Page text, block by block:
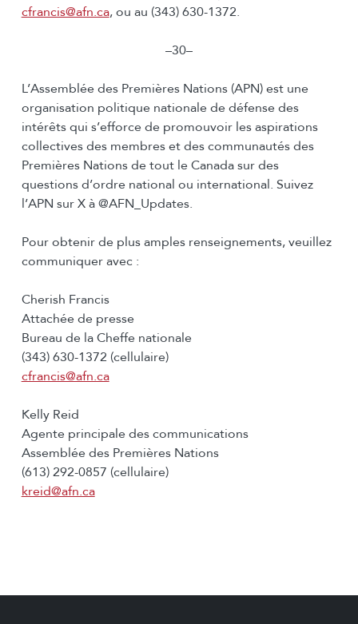
cfrancis@afn.ca, ou au (343) 630-1372.
–30–
L’Assemblée des Premières Nations (APN) est une
organisation politique nationale de défense des
intérêts qui s’efforce de promouvoir les aspirations
collectives des membres et des communautés des
Premières Nations de tout le Canada sur des
questions d’ordre national ou international. Suivez
l’APN sur X à @AFN_Updates.
Pour obtenir de plus amples renseignements, veuillez
communiquer avec :
Cherish Francis
Attachée de presse
Bureau de la Cheffe nationale
(343) 630-1372 (cellulaire)
cfrancis@afn.ca
Kelly Reid
Agente principale des communications
Assemblée des Premières Nations
(613) 292-0857 (cellulaire)
kreid@afn.ca